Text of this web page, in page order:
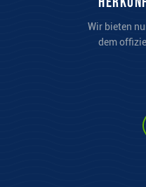
Wir bieten
dem